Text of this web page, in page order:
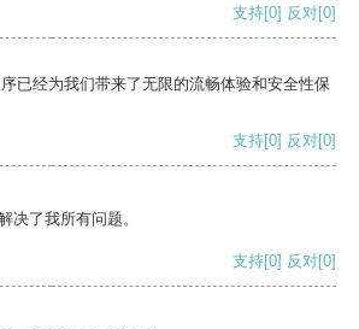
支持[0] 反对[0]
已经为我们带来了无限的流畅体验和安全性保
支持[0] 反对[0]
决了我所有问题。
支持[0] 反对[0]